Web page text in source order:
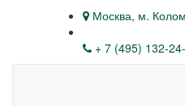
Москва, м.
+ 7 (495) 132-